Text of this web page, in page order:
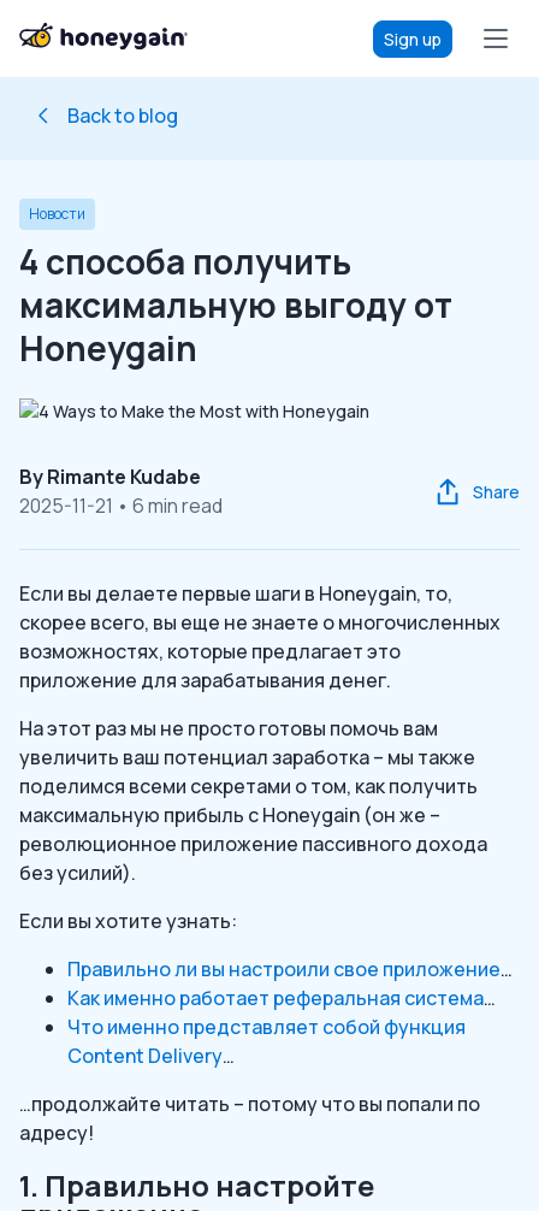
Sign up
Back to blog
Новости
4 способа получить
максимальную выгоду от
Honeygain
ByRimante Kudabe
2025-11-21 • 6 min read
Share
Если вы делаете первые шаги в Honeygain, то,
скорее всего, вы еще не знаете о многочисленных
возможностях, которые предлагает это
приложение для зарабатывания денег.
На этот раз мы не просто готовы помочь вам
увеличить ваш потенциал заработка – мы также
поделимся всеми секретами о том, как получить
максимальную прибыль с Honeygain (он же –
революционное приложение пассивного дохода
без усилий).
Если вы хотите узнать:
Правильно ли вы настроили свое приложение…
Как именно работает реферальная система…
Что именно представляет собой функция
Content Delivery…
…продолжайте читать – потому что вы попали по
адресу!
1. Правильно настройте